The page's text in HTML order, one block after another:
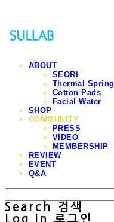
ABOUT
SEORI
Thermal Spring
Cotton Pads
Facial Water
SHOP
COMMUNITY
PRESS
VIDEO
MEMBERSHIP
REVIEW
EVENT
Q&A
Search
검색
Log In
로그인